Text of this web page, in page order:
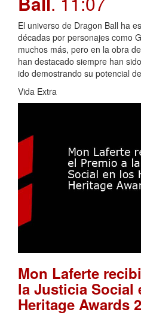
El universo de Dragon Ball ha
décadas por personajes como
muchos más, pero en la obra
han destacado siempre han
ido demostrando su potencial
Vida Extra
Mon Laferte
la Justicia Social
Heritage Awards